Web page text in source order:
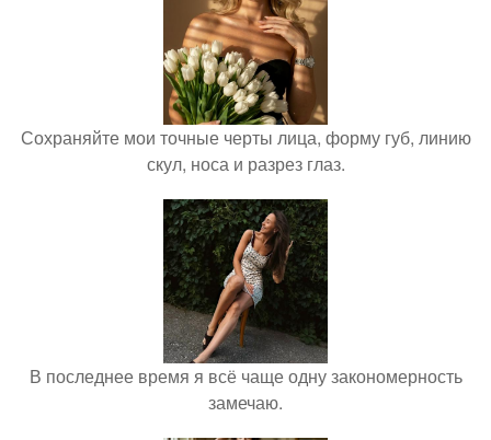
Сохраняйте мои точные черты лица, форму губ, линию
скул, носа и разрез глаз.
В последнее время я всё чаще одну закономерность
замечаю.